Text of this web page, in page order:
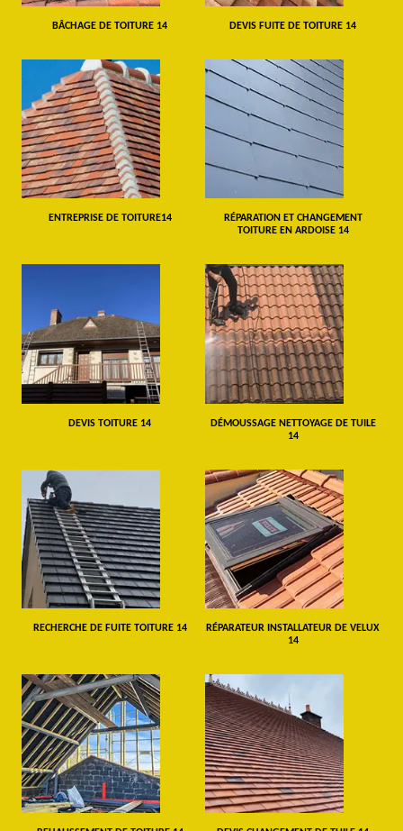
BÂCHAGE DE TOITURE 14 DEVIS FUITE DE TOITURE 14
ENTREPRISE DE TOITURE14
RÉPARATION ET CHANGEMENT
TOITURE EN ARDOISE 14
DEVIS TOITURE 14
DÉMOUSSAGE NETTOYAGE DE TUILE
14
RECHERCHE DE FUITE TOITURE 14
RÉPARATEUR INSTALLATEUR DE VELUX
14